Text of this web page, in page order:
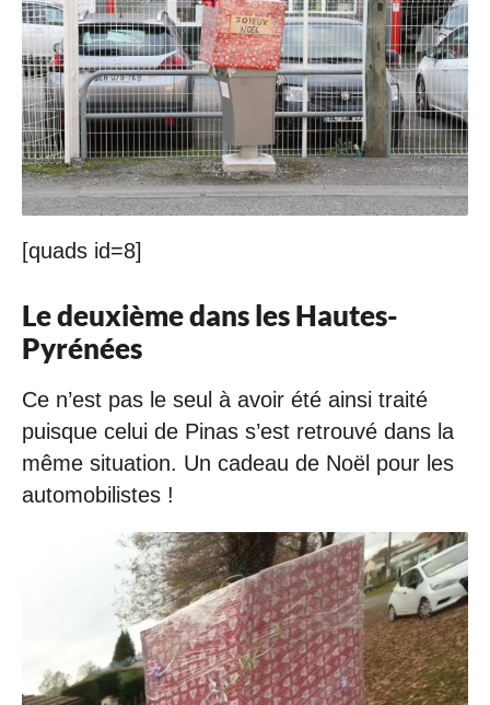
[quads id=8]
Le deuxième dans les Hautes-
Pyrénées
Ce n’est pas le seul à avoir été ainsi traité
puisque celui de Pinas s’est retrouvé dans la
même situation. Un cadeau de Noël pour les
automobilistes !